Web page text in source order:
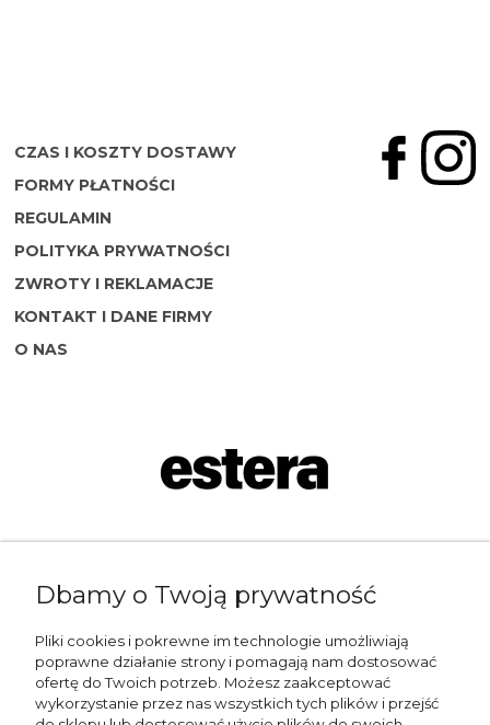
CZAS I KOSZTY DOSTAWY
FORMY PŁATNOŚCI
REGULAMIN
POLITYKA PRYWATNOŚCI
ZWROTY I REKLAMACJE
KONTAKT I DANE FIRMY
O NAS
shop@esterashop.com
+48 785 709 330
ESTERA
Dbamy o Twoją prywatność
Pliki cookies i pokrewne im technologie umożliwiają
poprawne działanie strony i pomagają nam dostosować
ofertę do Twoich potrzeb. Możesz zaakceptować
wykorzystanie przez nas wszystkich tych plików i przejść